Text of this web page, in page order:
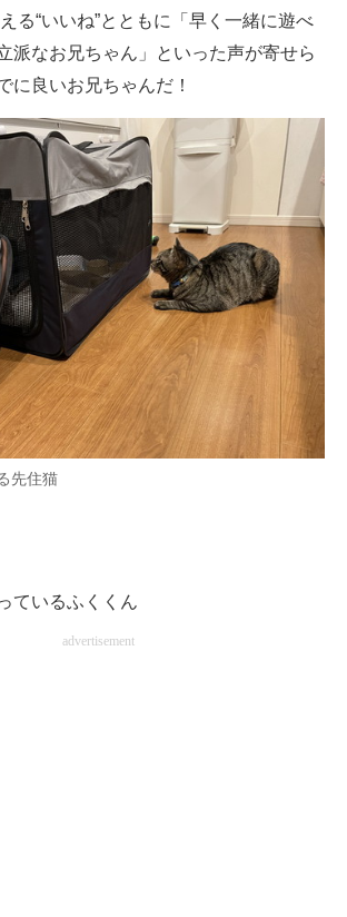
バイスの未来
べて選べる
のヒント
かる
を詳説
ミュニティ
よく分かる
専門サイト
総合サイト
専門サイト
る“いいね”とともに「早く一緒に遊べ
派なお兄ちゃん」といった声が寄せら
に良いお兄ちゃんだ！
先住猫
ているふくくん
advertisement